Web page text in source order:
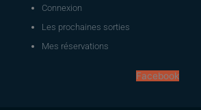
Connexion
Les prochaines sorties
Mes réservations
Facebook